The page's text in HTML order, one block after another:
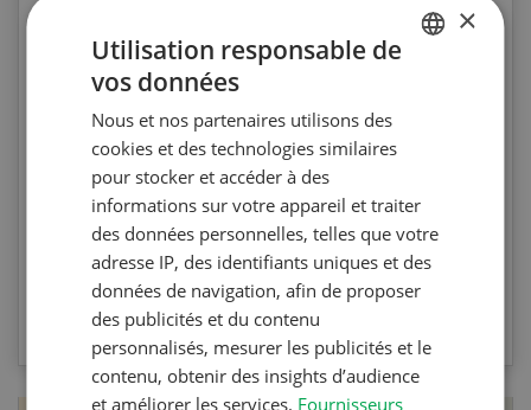
Agri Quiz sur le désherbage
mécanique
Testez vos connaissances en participant à
l’Agri Quiz de la Revue UFA. Les questions
portent sur le désherbage mécanique et les
machines spécifiques.
VERS LE QUIZ
×
Utilisation responsable de
vos données
Nous et nos partenaires utilisons des
cookies et des technologies similaires
pour stocker et accéder à des
informations sur votre appareil et traiter
des données personnelles, telles que votre
adresse IP, des identifiants uniques et des
données de navigation, afin de proposer
des publicités et du contenu
personnalisés, mesurer les publicités et le
contenu, obtenir des insights d’audience
et améliorer les services. Fournisseurs